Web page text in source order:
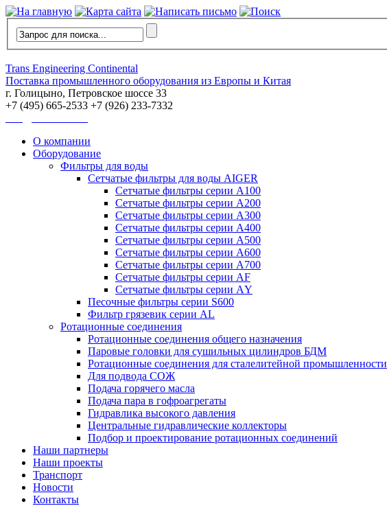
Trans Engineering Continental
Поставка промышленного оборудования из Европы и Китая
г. Голицыно, Петровское шоссе 33
+7 (495) 665-2533 +7 (926) 233-7332
О компании
Оборудование
Фильтры для воды
Сетчатые фильтры для воды AIGER
Сетчатые фильтры серии А100
Сетчатые фильтры серии А200
Сетчатые фильтры серии А300
Сетчатые фильтры серии А400
Сетчатые фильтры серии А500
Сетчатые фильтры серии А600
Сетчатые фильтры серии А700
Сетчатые фильтры серии АF
Сетчатые фильтры серии АY
Песочные фильтры серии S600
Фильтр грязевик серии АL
Ротационные соединения
Ротационные соединения общего назначения
Паровые головки для сушильных цилиндров БДМ
Ротационные соединения для сталелитейной промышленности
Для подвода СОЖ
Подача горячего масла
Подача пара в гофроагрегаты
Гидравлика высокого давления
Центральные гидравлические коллекторы
Подбор и проектирование ротационных соединений
Наши партнеры
Наши проекты
Транспорт
Новости
Контакты